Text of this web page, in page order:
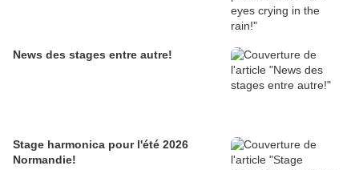
News des stages entre autre!
Stage harmonica pour l'été 2026
Normandie!